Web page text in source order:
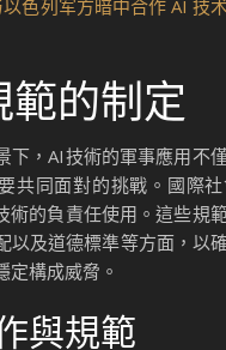
色列军方暗中合作 AI 技
範的制定
下，AI技術的軍事應用不
共同面對的挑戰。國際
術的負責任使用。這些規
以及道德標準等方面，以
定構成威脅。
與規範